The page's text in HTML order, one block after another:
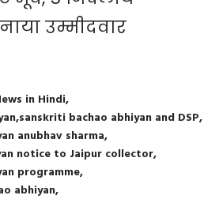
उम्मीदवार
in Hindi
sanskriti bachao abhiyan and DSP
anubhav sharma
notice to Jaipur collector
programme
abhiyan